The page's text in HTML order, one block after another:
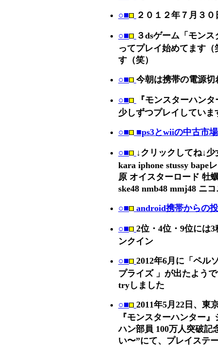
○■ ２０１２年７月３０
○■ ３dsゲーム「モン
ってプレイ始めてます
す（笑）
○■ 今朝は携帯の電源
○■ 『モンスターハン
少しずつプレイしていま
○■ ■ps3とwiiの中古市場
○■ ↓クリックしてね↓
kara iphone stussy bape
原 オイスターロード 牡
ske48 nmb48 mmj48 ニ
○■ android携帯からの
○■ 2位・4位・9位には
ンクイン
○■ 2012年6月に「ペル
プライズ 」が出たよう
tryしました
○■ 2011年5月22日、東
『モンスターハンター
ハン部員 100万人突破記
い〜”にて、プレイステ